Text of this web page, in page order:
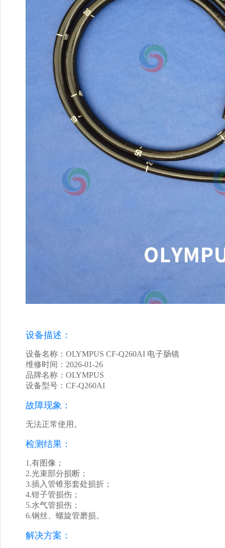
设备描述：
设备名称：OLYMPUS CF-Q260AI 电子肠镜
维修时间：2026-01-26
品牌名称：OLYMPUS
设备型号：CF-Q260AI
故障现象：
无法正常使用。
检测结果：
1.有图像；
2.光束部分损断；
3.插入管锥形套处损折；
4.钳子管损伤；
5.水气管损伤；
6.钢丝、螺旋管磨损。
解决方案：